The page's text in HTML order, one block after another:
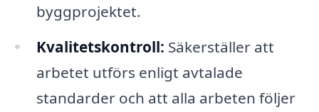
byggprojektet.
Kvalitetskontroll: Säkerställer att
arbetet utförs enligt avtalade
standarder och att alla arbeten följer